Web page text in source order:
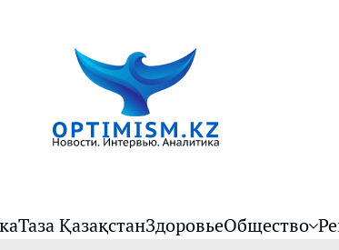
Таза ҚазақстанЗдоровьеОбщество